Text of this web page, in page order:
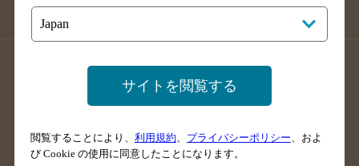
沖縄県のバー検索
店舗登録方法のご案内
店舗情報更新方法のご案内
掲載店舗様ログイン
サイトを閲覧する
閲覧することにより、 利用規約 プライバシーポリシー 、およ
び Cookie の使用に同意したことになります。